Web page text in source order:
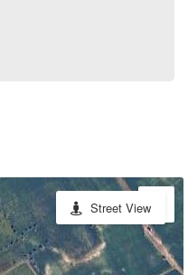
Street View